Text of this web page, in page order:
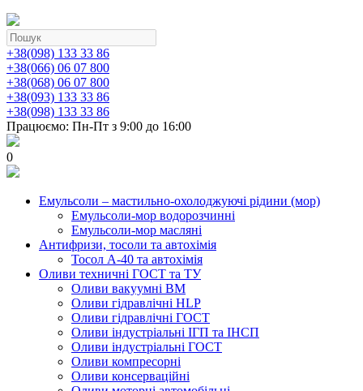
+38(098) 133 33 86
+38(066) 06 07 800
+38(068) 06 07 800
+38(093) 133 33 86
+38(098) 133 33 86
Працюємо: Пн-Пт з 9:00 до 16:00
0
Емульсоли – мастильно-охолоджуючі рідини (мор)
Емульсоли-мор водорозчинні
Емульсоли-мор масляні
Антифризи, тосоли та автохімія
Тосол А-40 та автохімія
Оливи техничні ГОСТ та ТУ
Оливи вакуумні ВМ
Оливи гідравлічні HLP
Оливи гідравлічні ГОСТ
Оливи індустріальні ІГП та ІНСП
Оливи індустріальні ГОСТ
Оливи компресорні
Оливи консерваційні